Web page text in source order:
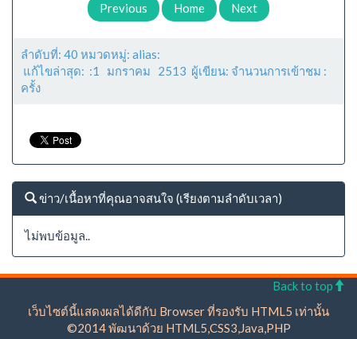
Previous Home Next
ลำดับที่: 40 หมวดหมู่: alias:
แก้ไขล่าสุด: :1 มกราคม 2513 ผู้เขียน: จำนวนการเข้าชม :
ครั้ง
ข่าว/เนื้อหาที่คุณอาจสนใจ (เรียงตามลำดับเวลา)
ไม่พบข้อมูล..
Back to top
เว็บไซต์นี้แสดงผลได้ดีกับ Browser ที่รองรับ HTML5 เท่านั้น
©2014 พัฒนาด้วย HTML5,CSS3,Java,PHP